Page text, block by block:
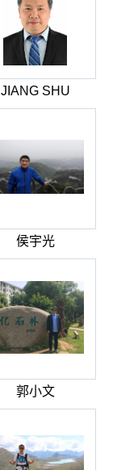
JIANG SHU
侯宇光
郭小文